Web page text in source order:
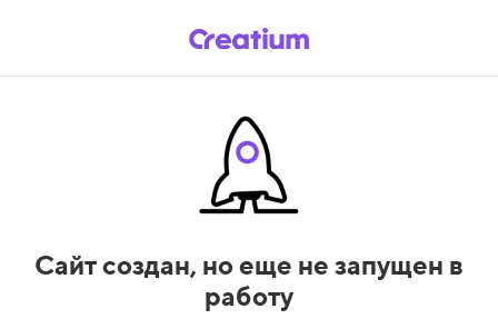
Сайт создан, но еще не запущен в
работу